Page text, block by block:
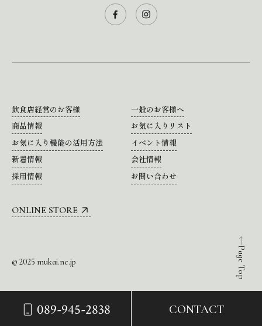
089-945-2838 CONTACT
Page Top
飲食店経営のお客様
一般のお客様へ
商品情報
お気に入りリスト
お気に入り機能の活用方法
イベント情報
新着情報
会社情報
採用情報
お問い合わせ
ONLINE STORE
© 2025 mukai.ne.jp